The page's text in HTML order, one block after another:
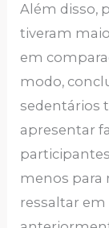
Além disso,
tiveram
em
modo,
sedentários
apresentar
menos para
ressaltar em